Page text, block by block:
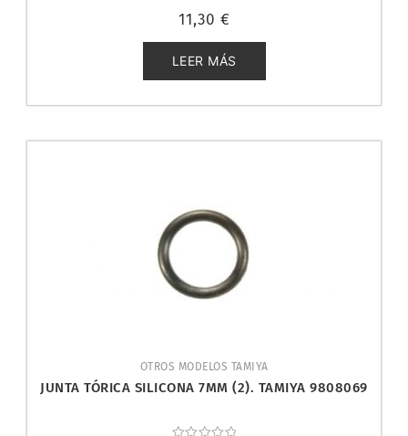
con
de
5
11,30 €
LEER MÁS
OTROS MODELOS TAMIYA
JUNTA TÓRICA SILICONA 7MM (2). TAMIYA 9808069